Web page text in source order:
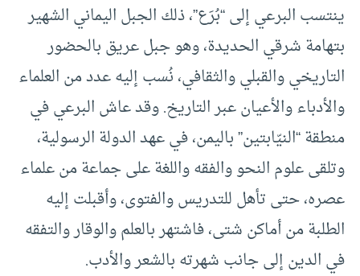
ينتسب البرعي إلى “بُرَع”، ذلك الجبل اليماني الشهير
بتهامة شرقي الحديدة، وهو جبل عريق بالحضور
التاريخي والقبلي والثقافي، نُسب إليه عدد من العلماء
والأدباء والأعيان عبر التاريخ. وقد عاش البرعي في
منطقة “النيّابتين” باليمن، في عهد الدولة الرسولية،
وتلقى علوم النحو والفقه واللغة على جماعة من علماء
عصره، حتى تأهل للتدريس والفتوى، وأقبلت إليه
الطلبة من أماكن شتى، فاشتهر بالعلم والوقار والتفقه
في الدين إلى جانب شهرته بالشعر والأدب.